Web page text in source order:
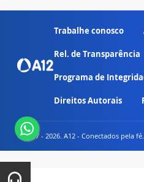
Trabalhe conosco
Rel. de Transparência
Programa de
Direitos Autorais
© 2007 - 2026. A12 - Conectados pela fé.